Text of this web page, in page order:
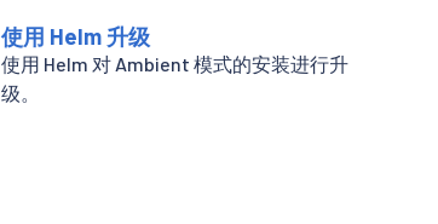
使用 Helm 升级
使用 Helm 对 Ambient 模式的安装进行升
级。